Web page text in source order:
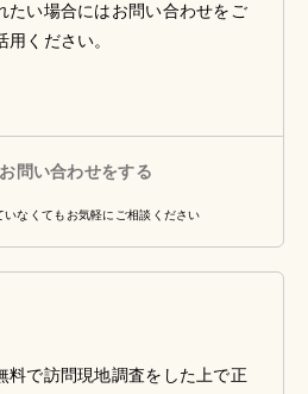
たい場合にはお問い合わせをご
用ください。
問い合わせをする
いなくてもお気軽にご相談ください
料で訪問現地調査をした上で正